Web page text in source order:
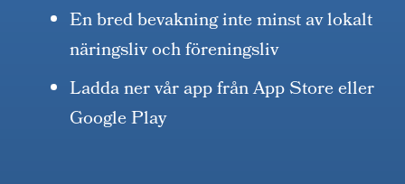
En bred bevakning inte minst av lokalt
näringsliv och föreningsliv
Ladda ner vår app från App Store eller
Google Play